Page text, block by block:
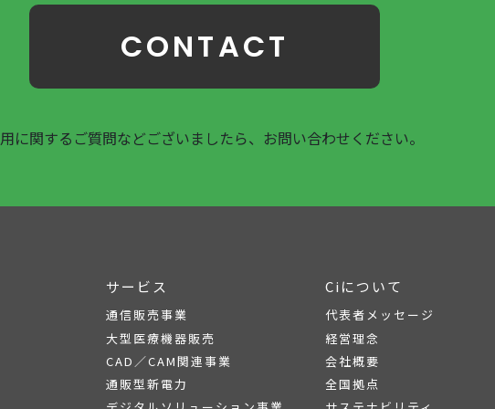
CONTACT
に関するご質問などございましたら、お問い合わせください。
サービス
通信販売事業
大型医療機器販売
CAD／CAM関連事業
通販型新電力
Ciについて
代表者メッセージ
経営理念
会社概要
全国拠点